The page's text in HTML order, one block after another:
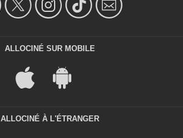
ALLOCINÉ SUR MOBILE
ALLOCINÉ À L'ÉTRANGER